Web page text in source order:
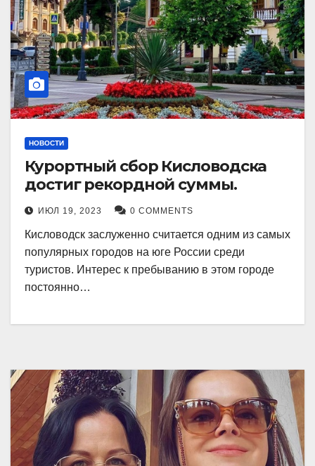
НОВОСТИ
Курортный сбор Кисловодска
достиг рекордной суммы.
ИЮЛ 19, 2023 0 COMMENTS
Кисловодск заслуженно считается одним из самых
популярных городов на юге России среди
туристов. Интерес к пребыванию в этом городе
постоянно…